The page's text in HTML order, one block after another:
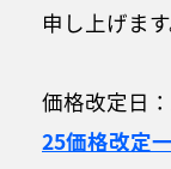
申し上げます
価格改定日
25価格改定